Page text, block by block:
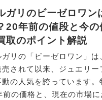
ガリのビーゼロワン
20年前の値段と今の
取のポイント解説
ガリの「ビーゼロワン」は
売されて以来、ジュエリー
動の人気を誇っています。
前の価格と、現在の市場